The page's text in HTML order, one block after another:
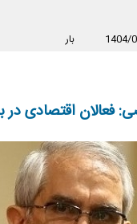
بار
فعالان اقتصادی در